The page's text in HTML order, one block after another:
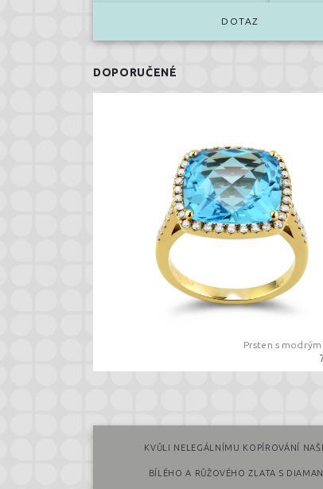
DOTAZ
DOPORUČENÉ
Prsten s
KVŮLI NELEGÁLNÍMU KOPÍROVÁNÍ
BÍLÉHO A RŮŽOVÉHO ZLATA S